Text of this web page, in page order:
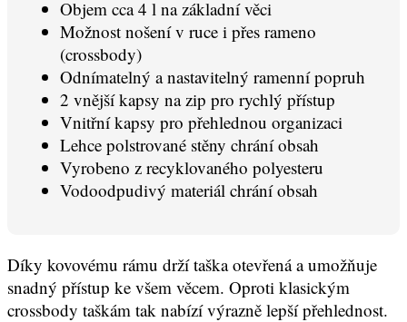
Objem cca 4 l na základní věci
Možnost nošení v ruce i přes rameno
(crossbody)
Odnímatelný a nastavitelný ramenní popruh
2 vnější kapsy na zip pro rychlý přístup
Vnitřní kapsy pro přehlednou organizaci
Lehce polstrované stěny chrání obsah
Vyrobeno z recyklovaného polyesteru
Vodoodpudivý materiál chrání obsah
Díky kovovému rámu drží taška otevřená a umožňuje
snadný přístup ke všem věcem. Oproti klasickým
crossbody taškám tak nabízí výrazně lepší přehlednost.